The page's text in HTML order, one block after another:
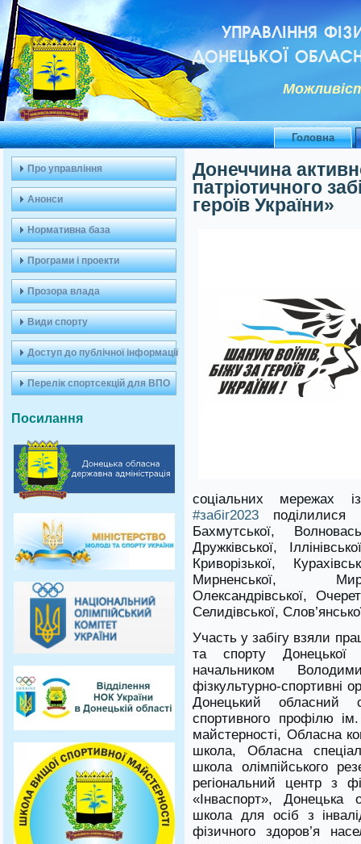
УПРАВЛІННЯ
ДОНЕЦЬКОЇ
Головна
Про управління
Анонси
Нормативна база
Програми і проекти
Прозора влада
Види спорту
Доступ до публічної інформації
Перелік спортсекцій для ВПО
Посилання
Донеччина
патріотичного
героїв України»
соціальних мережах
#забіг2023 поділилися
Бахмутської,
Дружківської,
Криворізької,
Мирненської,
Олександрівської,
Селидівської,
Участь у забігу взяли
та спорту Донецької
начальником
фізкультурно-спортивні
Донецький обласний
спортивного профілю
майстерності, Обласна
школа, Обласна
школа олімпійського
регіональний центр з
«Інваспорт», Донецька
школа для осіб з
фізичного здоров’я